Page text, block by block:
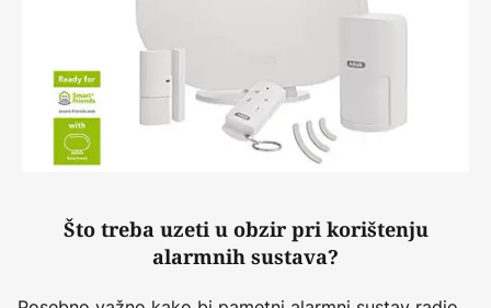
Što treba uzeti u obzir pri korištenju
alarmnih sustava?